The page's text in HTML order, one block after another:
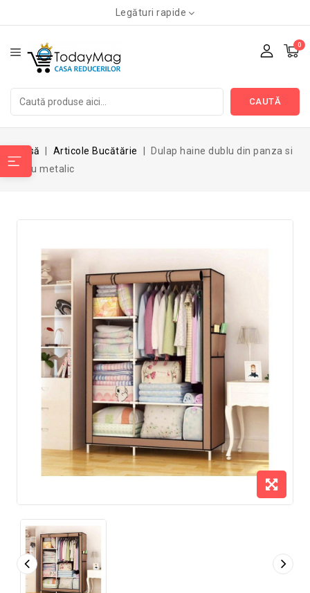
Legături rapide
0
CAUTĂ
Acasă Articole Bucătărie
Dulap haine dublu din panza si
cadru metalic